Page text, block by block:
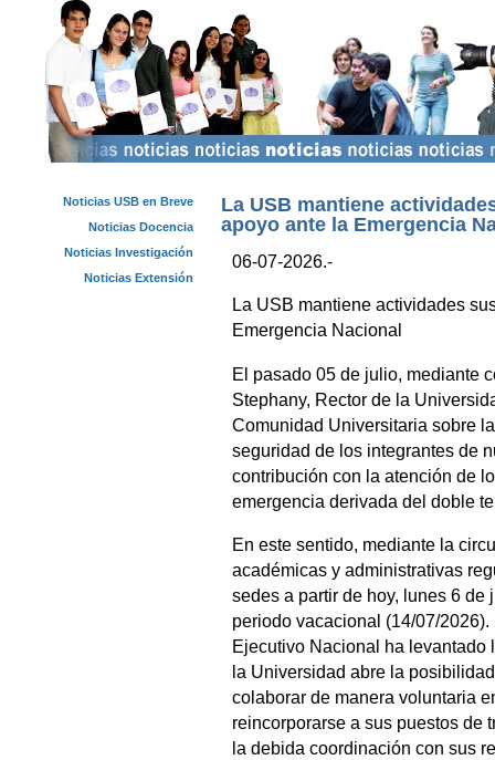
La USB mantiene
apoyo ante la Emergencia
06-07-2026.-
La USB mantiene actividades
Emergencia Nacional
El pasado 05 de julio, mediante
Stephany, Rector de la
Comunidad Universitaria sobre
seguridad de los integrantes de
contribución con la atención de
emergencia derivada del doble
En este sentido, mediante la
académicas y administrativas
sedes a partir de hoy, lunes 6
periodo vacacional (14/07/
Ejecutivo Nacional ha levantado
la Universidad abre la
colaborar de manera voluntaria
reincorporarse a sus puestos de
la debida coordinación con sus
Noticias USB en Breve
Noticias Docencia
Noticias Investigación
Noticias Extensión